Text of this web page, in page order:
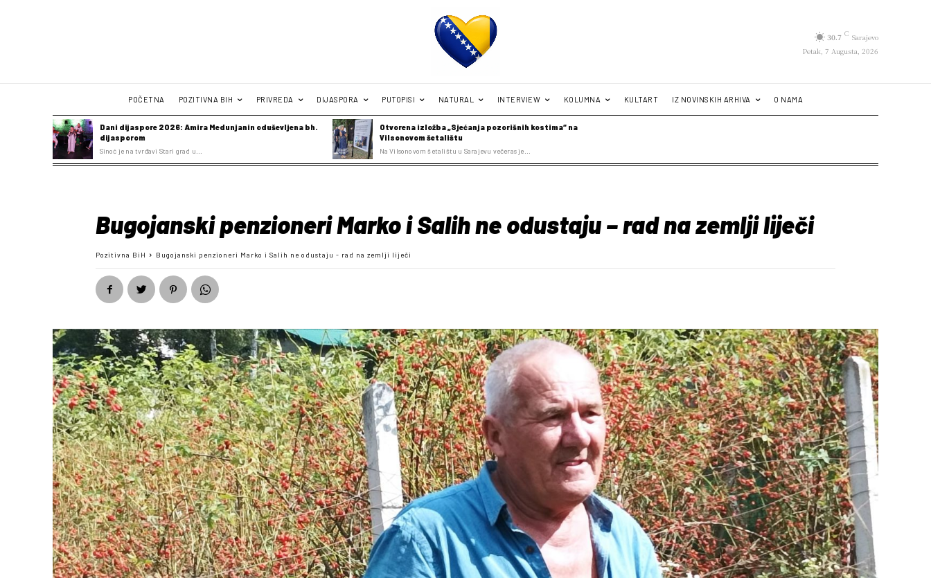
30.7 C Sarajevo
Petak, 7 Augusta, 2026
POČETNA POZITIVNA BIH PRIVREDA DIJASPORA PUTOPISI NATURAL INTERVIEW KOLUMNA KULTART IZ NOVINSKIH ARHIVA O NAMA
Dani dijaspore 2026: Amira Medunjanin oduševljena bh.
dijasporom
Sinoć je na tvrđavi Stari grad u...
Otvorena izložba „Sjećanja pozorišnih kostima“ na
Vilsonovom šetalištu
Na Vilsonovom šetalištu u Sarajevu večeras je...
Bugojanski penzioneri Marko i Salih ne odustaju – rad na zemlji liječi
Pozitivna BiH Bugojanski penzioneri Marko i Salih ne odustaju - rad na zemlji liječi